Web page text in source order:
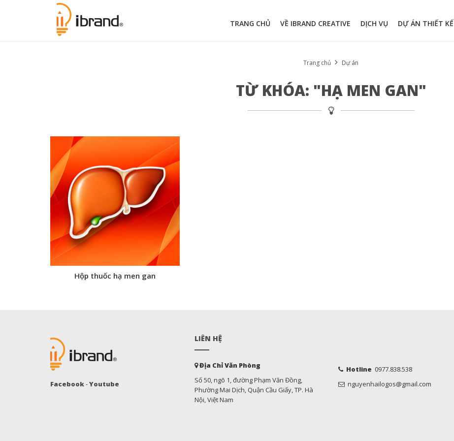
TRANG CHỦ VỀ IBRAND CREATIVE DỊCH VỤ DỰ ÁN THIẾT KẾ
Trang chủ Dự án
TỪ KHÓA: "HẠ MEN GAN"
Hộp thuốc hạ men gan
Facebook-Youtube
LIÊN HỆ
Địa Chỉ Văn Phòng
Số 50, ngõ 1, đường Phạm Văn Đồng,
Phường Mai Dịch, Quận Cầu Giấy, TP. Hà
Nội, Việt Nam
Hotline 0977.838.538
nguyenhailogos@gmail.com